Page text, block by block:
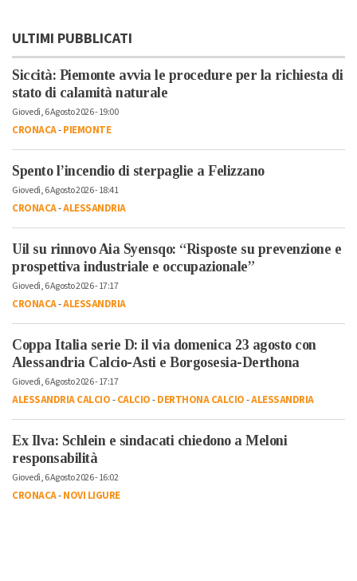
ULTIMI PUBBLICATI
Siccità: Piemonte avvia le procedure per la richiesta di
stato di calamità naturale
Giovedì, 6 Agosto 2026 - 19:00
CRONACA-PIEMONTE
Spento l’incendio di sterpaglie a Felizzano
Giovedì, 6 Agosto 2026 - 18:41
CRONACA-ALESSANDRIA
Uil su rinnovo Aia Syensqo: “Risposte su prevenzione e
prospettiva industriale e occupazionale”
Giovedì, 6 Agosto 2026 - 17:17
CRONACA-ALESSANDRIA
Coppa Italia serie D: il via domenica 23 agosto con
Alessandria Calcio-Asti e Borgosesia-Derthona
Giovedì, 6 Agosto 2026 - 17:17
ALESSANDRIA CALCIO-CALCIO-DERTHONA CALCIO-ALESSANDRIA
Ex Ilva: Schlein e sindacati chiedono a Meloni
responsabilità
Giovedì, 6 Agosto 2026 - 16:02
CRONACA-NOVI LIGURE